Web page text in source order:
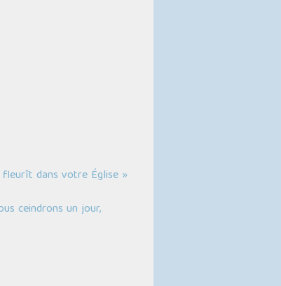
fleurît dans votre Église »
ceindrons un jour,